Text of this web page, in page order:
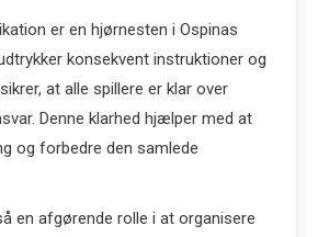
er en hjørnesten i Ospinas
konsekvent instruktioner og
at alle spillere er klar over
Denne klarhed hjælper med at
og forbedre den samlede
en afgørende rolle i at organisere